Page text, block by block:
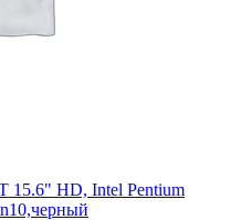
15.6" HD, Intel Pentium